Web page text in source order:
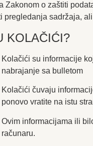
Zakonom o zaštiti
pregledanja sadržaja,
KOLAČIĆI?
Kolačići su informacije
nabrajanje sa bulletom
Kolačići čuvaju
ponovo vratite na istu
Ovim informacijama ili
računaru.